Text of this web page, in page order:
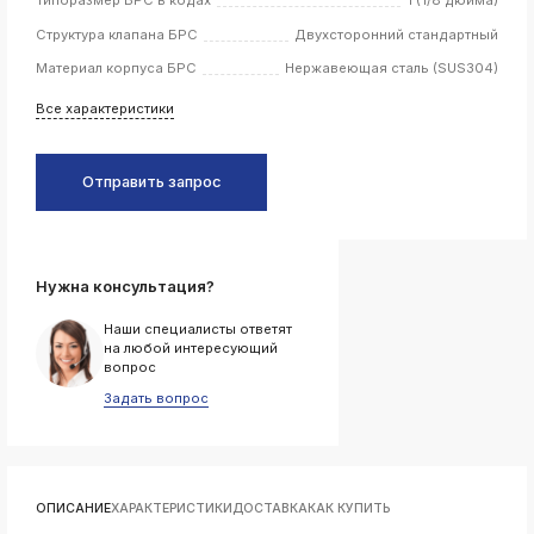
k
ksldkfjsdlfkjsls;ldfkgjsdl;kfkфыва
ksldkfjsdlfkjsls;ldfkgjsdl;kfkфыва
ksldkfjsdlfkjsls;ldfkgjsdl;kfkфыва
k
ksldkfjsdlfkjsls;ldfkgjsdl;kfkфыва
Структура клапана БРС Двухсторонний стандартный
Материал корпуса БРС Нержавеющая сталь (SUS304)
Все характеристики
Отправить запрос
Нужна консультация?
Наши специалисты ответят
на любой интересующий
вопрос
Задать вопрос
ОПИСАНИЕХАРАКТЕРИСТИКИ ДОСТАВКАКАК КУПИТЬ